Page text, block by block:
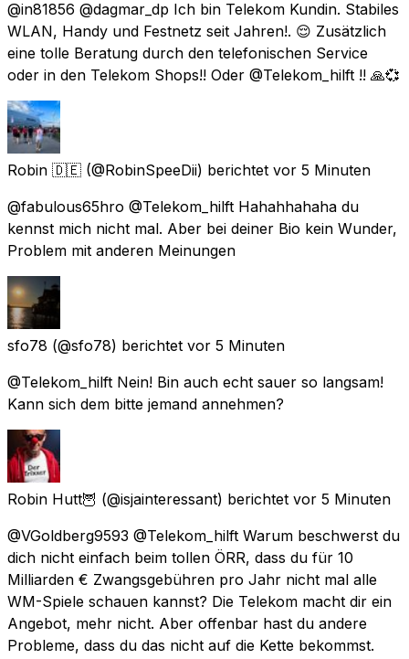
@in81856 @dagmar_dp Ich bin Telekom Kundin. Stabiles
WLAN, Handy und Festnetz seit Jahren!. 😌 Zusätzlich
eine tolle Beratung durch den telefonischen Service
oder in den Telekom Shops!! Oder @Telekom_hilft !! 🙏💞
Robin 🇩🇪 (@RobinSpeeDii) berichtet vor 5 Minuten
@fabulous65hro @Telekom_hilft Hahahhahaha du
kennst mich nicht mal. Aber bei deiner Bio kein Wunder,
Problem mit anderen Meinungen
sfo78 (@sfo78) berichtet vor 5 Minuten
@Telekom_hilft Nein! Bin auch echt sauer so langsam!
Kann sich dem bitte jemand annehmen?
Robin Hutt🦉 (@isjainteressant) berichtet vor 5 Minuten
@VGoldberg9593 @Telekom_hilft Warum beschwerst du
dich nicht einfach beim tollen ÖRR, dass du für 10
Milliarden € Zwangsgebühren pro Jahr nicht mal alle
WM-Spiele schauen kannst? Die Telekom macht dir ein
Angebot, mehr nicht. Aber offenbar hast du andere
Probleme, dass du das nicht auf die Kette bekommst.